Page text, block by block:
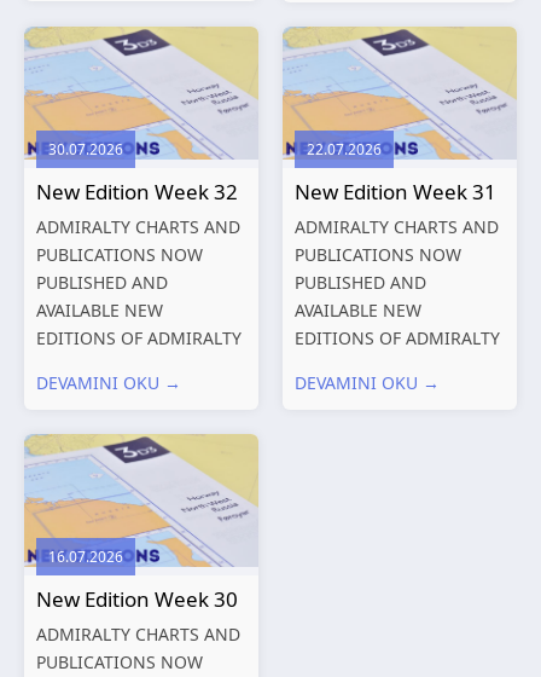
Shipping and the
Environment – A Guide to
Environmental
Compliance...
Charts published 13
August 2026 Chart
Title, limits
and other remarks
319
International chart
30.07.2026
New Edition Week 32
ADMIRALTY CHARTS AND
PUBLICATIONS NOW
PUBLISHED AND
AVAILABLE NEW
EDITIONS OF ADMIRALTY
PUBLICATIONS New
Charts published 06
August 2026 Chart Title,
limits and other remarks
1602 China – Chang...
DEVAMINI OKU →
22.07.2026
New Edition Week 31
ADMIRALTY CHARTS AND
PUBLICATIONS NOW
PUBLISHED AND
AVAILABLE NEW
EDITIONS OF ADMIRALTY
PUBLICATIONS New
DEVAMINI OKU →
16.07.2026
New Edition Week 30
ADMIRALTY CHARTS AND
PUBLICATIONS NOW